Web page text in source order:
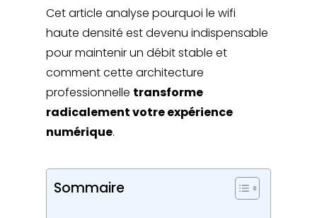
Cet article analyse pourquoi le wifi
haute densité est devenu indispensable
pour maintenir un débit stable et
comment cette architecture
professionnelle transforme
radicalement votre expérience
numérique.
Sommaire